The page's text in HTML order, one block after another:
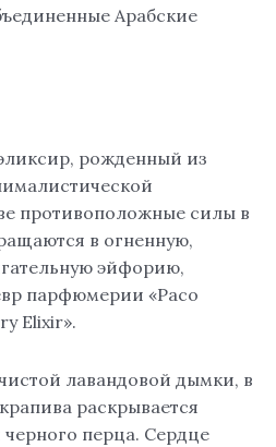
Арабские
рожденный из
противоположные силы в
в огненную,
эйфорию,
парфюмерии «Paco
Elixir».
лавандовой дымки, в
раскрывается
перца. Сердце